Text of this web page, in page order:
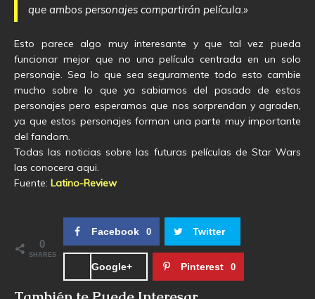
que ambos personajes compartirán película.»
Esto parece algo muy interesante y que tal vez pueda
funcionar mejor que no una película centrada en un solo
personaje. Sea lo que sea seguramente todo esto cambie
mucho sobre lo que ya sabiamos del pasado de estos
personajes pero esperamos que nos sorprendan y agraden,
ya que estos personajes forman una parte muy importante
del fandom.
Todas las noticias sobre las futuras películas de Star Wars
las conocera aqui.
Fuente: Latino-Review
0
SHARES
Facebook 0 Twitter
Google+ Pinterest 0